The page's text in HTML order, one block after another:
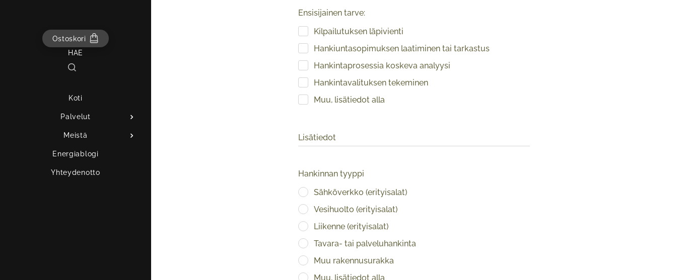
Ostoskori
HAE
Koti
Palvelut
Meistä
Energiablogi
Yhteydenotto
Ensisijainen tarve:
Kilpailutuksen läpivienti
Hankiuntasopimuksen laatiminen tai tarkastus
Hankintaprosessia koskeva analyysi
Hankintavalituksen tekeminen
Muu, lisätiedot alla
Lisätiedot
Hankinnan tyyppi
Sähköverkko (erityisalat)
Vesihuolto (erityisalat)
Liikenne (erityisalat)
Tavara- tai palveluhankinta
Muu rakennusurakka
Muu, lisätiedot alla